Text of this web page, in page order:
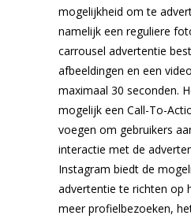
mogelijkheid om te
namelijk een reguliere
carrousel advertentie
afbeeldingen en een
maximaal 30 seconden.
mogelijk een Call-To-
voegen om gebruikers
interactie met de
Instagram biedt de
advertentie te richten op
meer profielbezoeken,